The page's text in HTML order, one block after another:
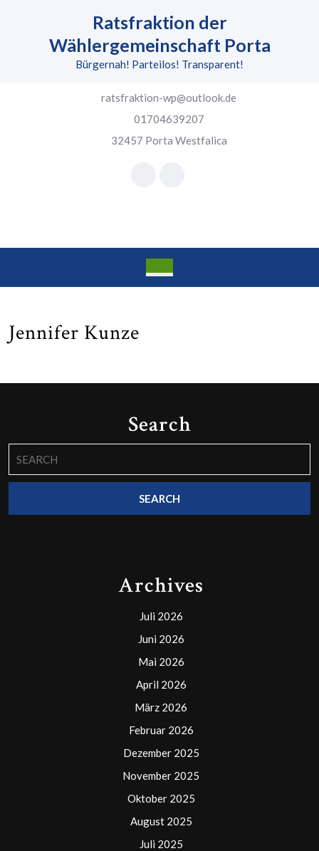
Ratsfraktion der
Wählergemeinschaft Porta
Bürgernah! Parteilos! Transparent!
ratsfraktion-wp@outlook.de
01704639207
32457 Porta Westfalica
Jennifer Kunze
Search
for:
Archives
Juli 2026
Juni 2026
Mai 2026
April 2026
März 2026
Februar 2026
Dezember 2025
November 2025
Oktober 2025
August 2025
Juli 2025